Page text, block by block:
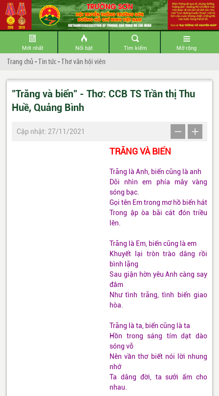
Mới nhất Nổi bật Tìm kiếm Mở rộng
Trang chủ -Tin tức-Thơ văn hội viên
"Trăng và biển" - Thơ: CCB TS Trần thị Thu
Huề, Quảng Bình
Cập nhật: 27/11/2021
TRĂNG VÀ BIỂN
Trăng là Anh, biển cũng là anh
Dõi nhìn em phía mây vàng
sóng bạc.
Gọi tên Em trong mơ hồ biển hát
Trong ập òa bãi cát đón triều
lên.
Trăng là Em, biến cũng là em
Khuyết lại tròn trào dâng rồi
bình lặng
Sau giận hờn yêu Anh càng say
đắm
Như tình trăng, tình biển giao
hòa.
Trăng là ta, biển cũng là ta
Hồn trong sáng tím dạt dào
sóng vỗ
Nên vần thơ biết nói lời nhung
nhớ
Ta dâng đời, ta sưởi ấm cho
nhau.